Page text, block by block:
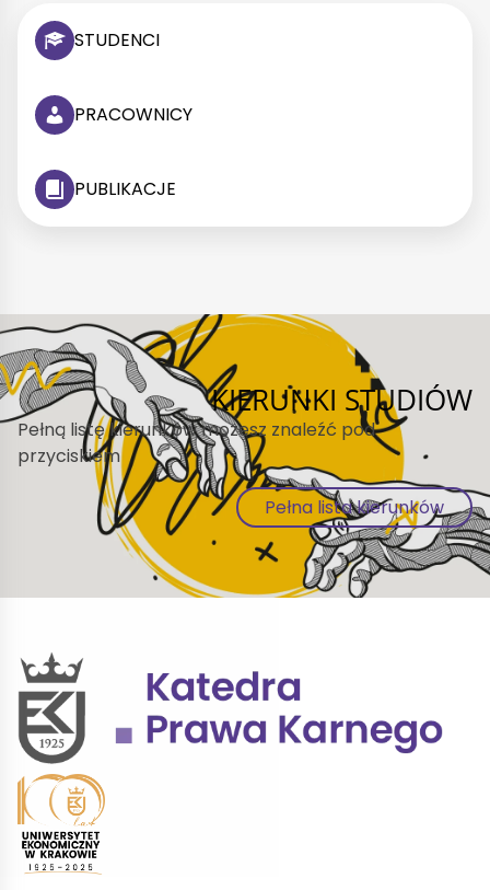
STUDENCI
PRACOWNICY
PUBLIKACJE
KIERUNKI STUDIÓW
Pełną listę kierunków możesz znaleźć pod
przyciskiem
Pełna lista kierunków